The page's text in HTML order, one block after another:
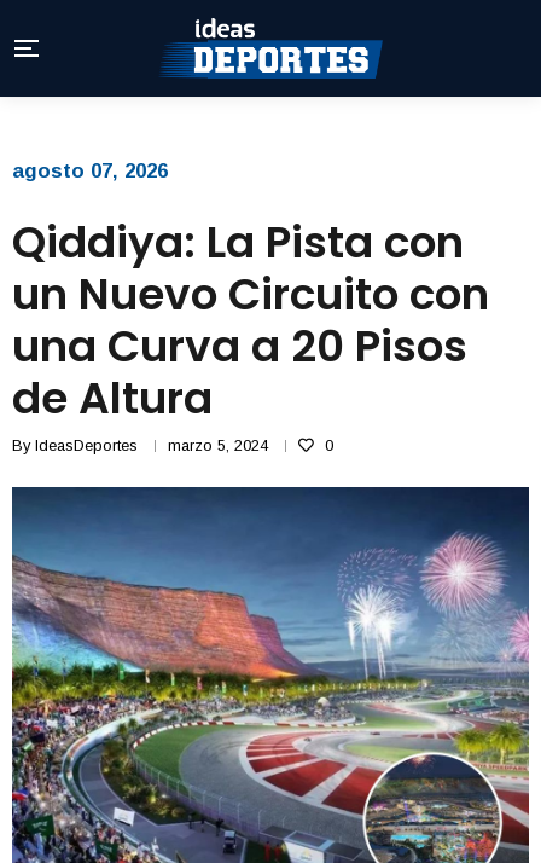
agosto 07, 2026
Qiddiya: La Pista con
un Nuevo Circuito con
una Curva a 20 Pisos
de Altura
By IdeasDeportes marzo 5, 2024 0